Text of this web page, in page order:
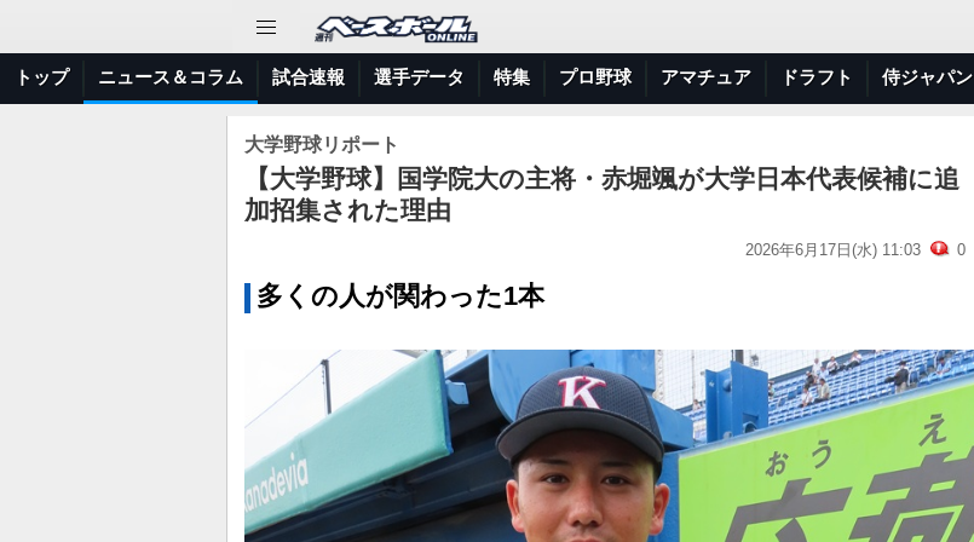
トップ ニュース＆コラム 試合速報 選手データ 特集 プロ野球 アマチュア ドラフト 侍ジャパン
大学野球リポート
【大学野球】国学院大の主将・赤堀颯が大学日本代表候補に追
加招集された理由
2026年6月17日(水) 11:03 0
多くの人が関わった1本